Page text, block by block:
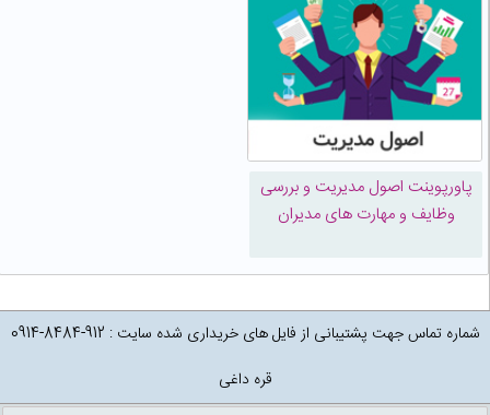
پاورپوینت اصول مديريت و بررسی
وظایف و مهارت های مدیران
شماره تماس جهت پشتیبانی از فایل های خریداری شده سایت : 912-8484-0914
قره داغی